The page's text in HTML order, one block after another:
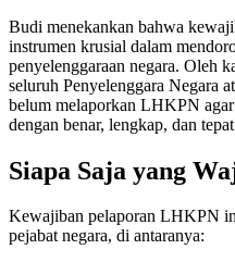
Budi menekankan bahwa
instrumen krusial dalam
penyelenggaraan negara. Oleh
seluruh Penyelenggara Negara
belum melaporkan LHKPN
dengan benar, lengkap, dan
Siapa Saja yang
Kewajiban pelaporan LHKPN
pejabat negara, di antaranya: